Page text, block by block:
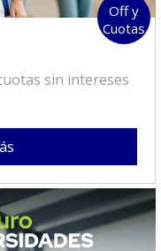
Off y
Cuotas
sin intereses